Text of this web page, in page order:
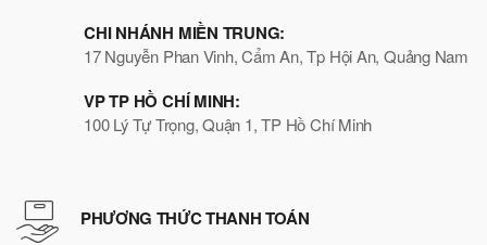
CHI NHÁNH MIỀN TRUNG:
17 Nguyễn Phan Vinh, Cẩm An, Tp Hội An, Quảng Nam
VP TP HỒ CHÍ MINH:
100 Lý Tự Trọng, Quận 1, TP Hồ Chí Minh
PHƯƠNG THỨC THANH TOÁN